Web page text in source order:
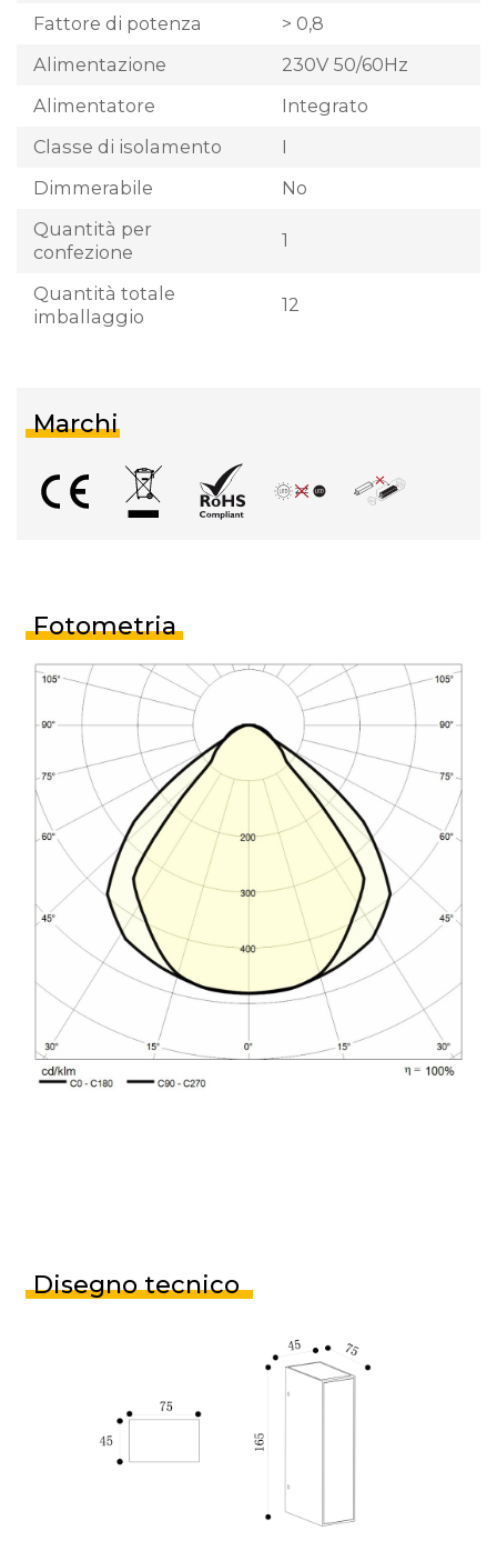
Fattore di potenza
> 0,8
Alimentazione
230V 50/60Hz
Alimentatore
Integrato
Classe di isolamento
I
Dimmerabile
No
Quantità per
confezione
1
Quantità totale
imballaggio
12
Marchi
Fotometria
Disegno tecnico